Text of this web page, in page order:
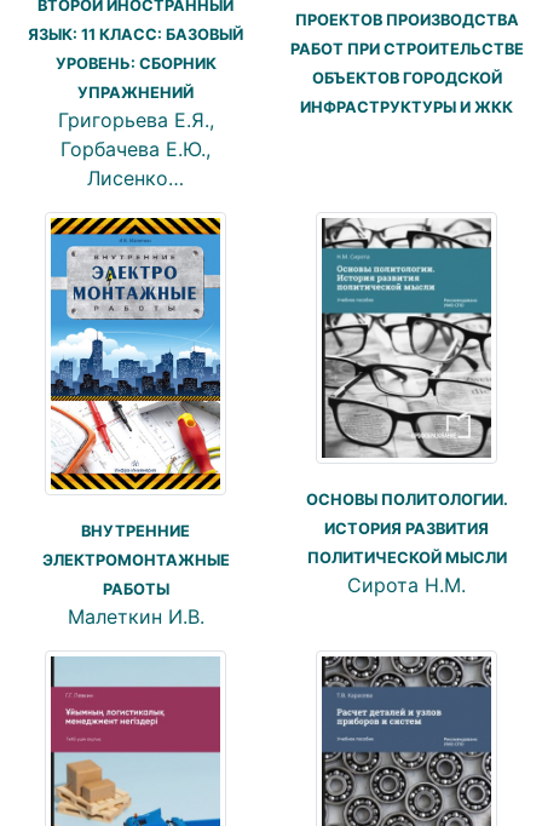
ВТОРОЙ ИНОСТРАННЫЙ
ЯЗЫК: 11 КЛАСС: БАЗОВЫЙ
УРОВЕНЬ: СБОРНИК
УПРАЖНЕНИЙ
Григорьева Е.Я.,
Горбачева Е.Ю.,
Лисенко…
ПРОЕКТОВ ПРОИЗВОДСТВА
РАБОТ ПРИ СТРОИТЕЛЬСТВЕ
ОБЪЕКТОВ ГОРОДСКОЙ
ИНФРАСТРУКТУРЫ И ЖКК
ВНУТРЕННИЕ
ЭЛЕКТРОМОНТАЖНЫЕ
РАБОТЫ
Малеткин И.В.
ОСНОВЫ ПОЛИТОЛОГИИ.
ИСТОРИЯ РАЗВИТИЯ
ПОЛИТИЧЕСКОЙ МЫСЛИ
Сирота Н.М.